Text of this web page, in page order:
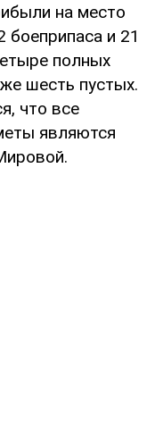
на место
и 21
полных
шесть пустых.
что все
являются